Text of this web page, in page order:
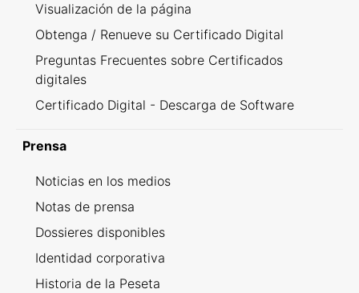
Visualización de la página
Obtenga / Renueve su Certificado Digital
Preguntas Frecuentes sobre Certificados
digitales
Certificado Digital - Descarga de Software
Prensa
Noticias en los medios
Notas de prensa
Dossieres disponibles
Identidad corporativa
Historia de la Peseta